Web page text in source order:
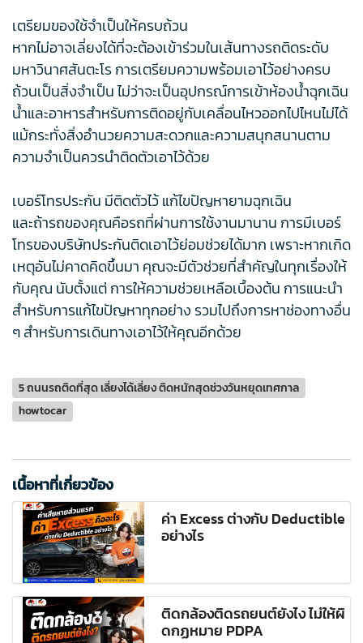
เตรียมของใช้จำเป็นให้ครบถ้วน
หากไม่อาจเลี่ยงได้ที่จะต้องเข้าร่วมในเส้นทางรถติดระดับ
มหาวินาศสันตะโร การเตรียมความพร้อมเอาไว้อย่างครบ
ถ้วนเป็นสิ่งจำเป็น ไม่ว่าจะเป็นอุปกรณ์การเข้าห้องน้ำฉุกเฉิน
น้ำและอาหารสำหรับการติดอยู่กับเคลื่อนไหวออกไปไหนไม่ได้
แม้กระทั่งสิ่งอำนวยความสะดวกและความสนุกสนานตาม
ความจำเป็นควรนำติดตัวเอาไว้ด้วย
เบอร์โทรประกัน มีติดตัวไว้ แก้ไขปัญหายามฉุกเฉิน
และถ้ารถของคุณคือรถที่ผ่านการใช้งานมานาน การมีเบอร์
โทรของบริษัทประกันติดเอาไว้ย่อมช่วยได้มาก เพราะหากเกิด
เหตุอันไม่คาดคิดขึ้นมา คุณจะมีตัวช่วยที่สำคัญในทุกเรื่องให้
กับคุณ นับตั้งแต่ การให้ความช่วยเหลือเบื้องต้น การแนะนำ
สำหรับการแก้ไขปัญหาทุกอย่าง รวมไปถึงการหาช่องทางอื่น
ๆ สำหรับการเดินทางเอาไว้ให้คุณอีกด้วย
5 ถนนรถติดที่สุด เลี่ยงได้เลี่ยง ติดหนักสุดช่วงวันหยุดเทศกาล
howtocar
เนื้อหาที่เกี่ยวข้อง
ค่า Excess ต่างกับ Deductible
อย่างไร
ติดกล้องติดรถยนต์ยังไง ไม่ให้ผิ
ดกฏหมาย PDPA